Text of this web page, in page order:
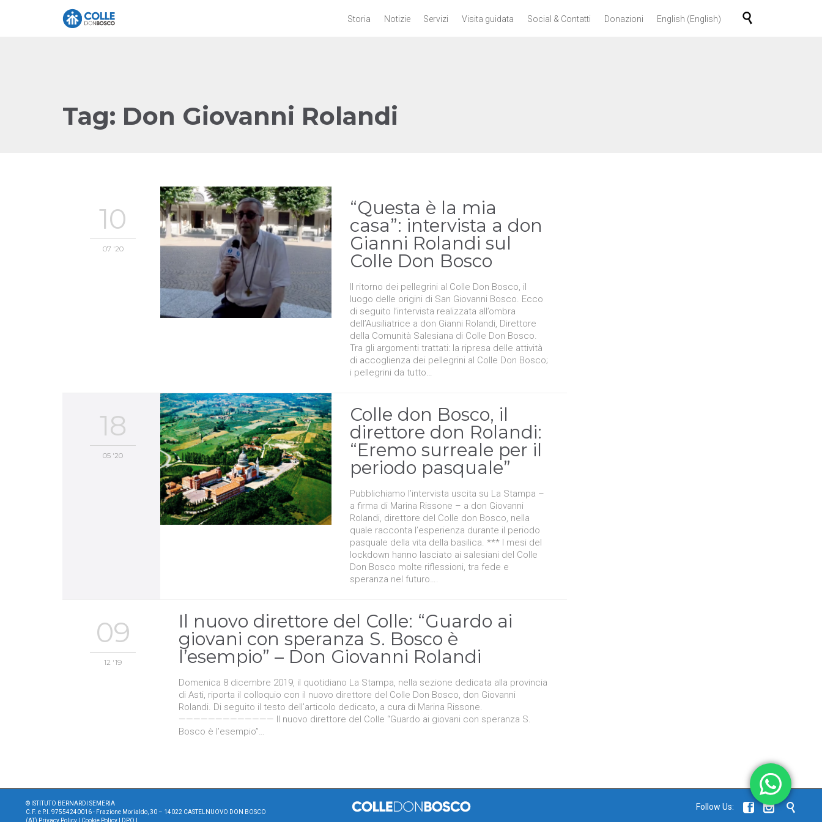
Skip
Storia Notizie Servizi Visita guidata Social & Contatti Donazioni English (English) 
Tag: Don Giovanni Rolandi
10
07 '20
“Questa è la mia
casa”: intervista a don
Gianni Rolandi sul
Colle Don Bosco
Il ritorno dei pellegrini al Colle Don Bosco, il
luogo delle origini di San Giovanni Bosco. Ecco
di seguito l’intervista realizzata all’ombra
dell’Ausiliatrice a don Gianni Rolandi, Direttore
della Comunità Salesiana di Colle Don Bosco.
Tra gli argomenti trattati: la ripresa delle attività
di accoglienza dei pellegrini al Colle Don Bosco;
i pellegrini da tutto…
18
05 '20
Colle don Bosco, il
direttore don Rolandi:
“Eremo surreale per il
periodo pasquale”
Pubblichiamo l’intervista uscita su La Stampa –
a firma di Marina Rissone – a don Giovanni
Rolandi, direttore del Colle don Bosco, nella
quale racconta l’esperienza durante il periodo
pasquale della vita della basilica. *** I mesi del
lockdown hanno lasciato ai salesiani del Colle
Don Bosco molte riflessioni, tra fede e
speranza nel futuro….
09
12 '19
Il nuovo direttore del Colle: “Guardo ai
giovani con speranza S. Bosco è
l’esempio” – Don Giovanni Rolandi
Domenica 8 dicembre 2019, il quotidiano La Stampa, nella sezione dedicata alla provincia
di Asti, riporta il colloquio con il nuovo direttore del Colle Don Bosco, don Giovanni
Rolandi. Di seguito il testo dell’articolo dedicato, a cura di Marina Rissone.
————————————— Il nuovo direttore del Colle “Guardo ai giovani con speranza S.
Bosco è l’esempio”…
© ISTITUTO BERNARDI SEMERIA
C.F. e P.I. 97554240016 - Frazione Morialdo, 30 – 14022 CASTELNUOVO DON BOSCO
(AT) Privacy Policy Cookie Policy DPO
Follow Us:   